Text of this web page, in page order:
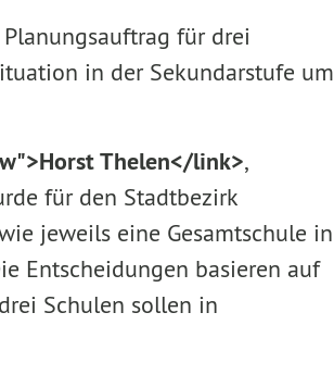
für drei
in der Sekundarstufe um
Thelen</link>,
für den Stadtbezirk
jeweils eine Gesamtschule in
Entscheidungen basieren auf
Schulen sollen in